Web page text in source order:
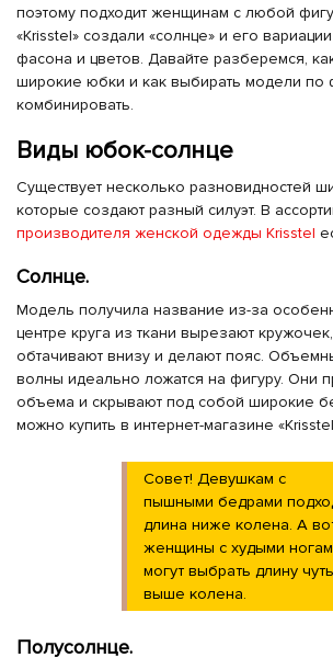
поэтому подходит женщинам с любой
«Krisstel» создали «солнце» и его
фасона и цветов. Давайте разберемся,
широкие юбки и как выбирать модели по
комбинировать.
Виды юбок-солнце
Существует несколько разновидностей
которые создают разный силуэт. В
производителя женской одежды Krisstel
Солнце.
Модель получила название из-за
центре круга из ткани вырезают
обтачивают внизу и делают пояс.
волны идеально ложатся на фигуру. Они
объема и скрывают под собой широкие
можно купить в интернет-магазине
Совет! Девушкам с
пышными бедрами
длина ниже колена. А
женщины с худыми
могут выбрать длину чуть
выше колена.
Полусолнце.